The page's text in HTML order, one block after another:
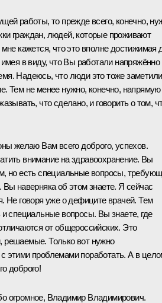
работы, то прежде всего, конечно,
граждан, людей, которые проживают
кажется, что это вполне достижимая
в виду, что Вы работали напряжённо
Надеюсь, что люди это тоже
Тем не менее нужно, конечно, напрямую
что сделано, и говорить о том,
желаю Вам всего доброго, успехов.
внимание на здравоохранение. Вы
но есть специальные вопросы,
Вы наверняка об этом знаете. Я сейчас
Не говоря уже о дефиците врачей. Тем
специальные вопросы. Вы знаете, где
от общероссийских. Это
решаемые. Только вот нужно
этими проблемами поработать. А в
доброго!
огромное, Владимир Владимирович.